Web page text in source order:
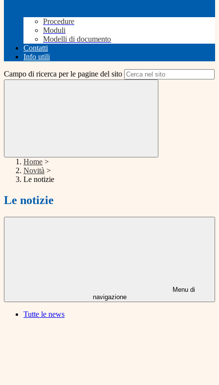
Procedure
Moduli
Modelli di documento
Contatti
Info utili
Campo di ricerca per le pagine del sito
Home >
Novità >
Le notizie
Le notizie
Menu di
navigazione
Tutte le news